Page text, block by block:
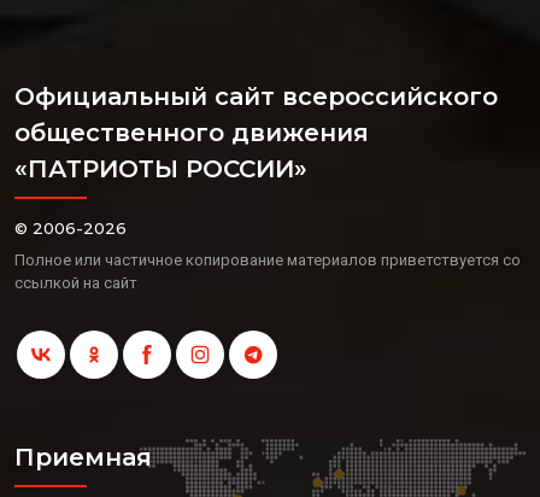
Официальный сайт всероссийского
общественного движения
«ПАТРИОТЫ РОССИИ»
© 2006-2026
Полное или частичное копирование материалов приветствуется со
ссылкой на сайт
Приемная